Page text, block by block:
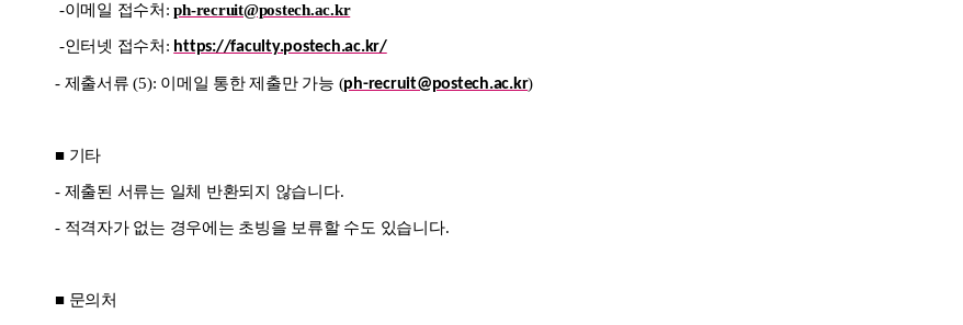
-이메일 접수처:ph-recruit@postech.ac.kr
-인터넷 접수처: https://faculty.postech.ac.kr/
- 제출서류 (5): 이메일 통한 제출만 가능 (ph-recruit@postech.ac.kr)
■ 기타
- 제출된 서류는 일체 반환되지 않습니다.
- 적격자가 없는 경우에는 초빙을 보류할 수도 있습니다.
■ 문의처